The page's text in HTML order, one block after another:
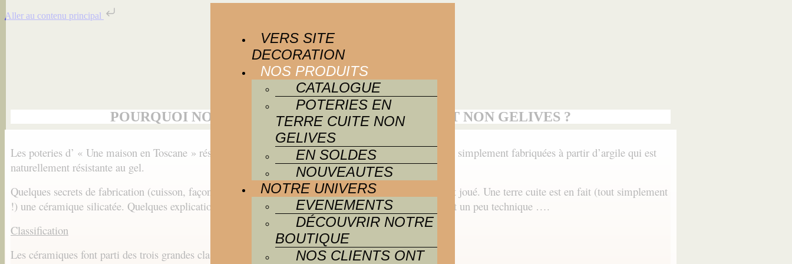
Aller au contenu principal
VERS SITE
DECORATION
NOS PRODUITS
CATALOGUE
POTERIES EN
TERRE CUITE NON
GELIVES
EN SOLDES
NOUVEAUTES
NOTRE UNIVERS
EVENEMENTS
DÉCOUVRIR NOTRE
BOUTIQUE
NOS CLIENTS ONT
POURQUOI NOS POTERIES EN TERRE CUITE SONT NON GELIVES ?
Les poteries d’ « Une maison en Toscane » résistent au gel. Pourquoi ? Parce que nos poteries sont tout simplement fabriquées à partir d’argile qui est
naturellement résistante au gel.
Quelques secrets de fabrication (cuisson, façonnage, etc…que nous ne révelerons pas ici !) et le tour est joué. Une terre cuite est en fait (tout simplement
!) une céramique silicatée. Quelques explications semblent nécessaires. Attention, accrochez-vous, c’est un peu technique ….
Classification
Les céramiques font parti des trois grandes classes de matériaux :